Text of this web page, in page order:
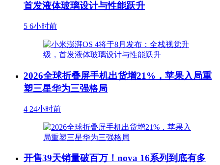
首发液体玻璃设计与性能跃升
5 6小时前
2026全球折叠屏手机出货增21%，苹果入局重
塑三星华为三强格局
4 24小时前
开售39天销量破百万！nova 16系列到底有多